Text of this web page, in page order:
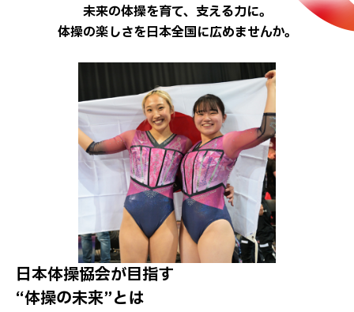
未来の体操を育て、支える力に。
体操の楽しさを日本全国に広めませんか。
日本体操協会が目指す
“体操の未来”とは